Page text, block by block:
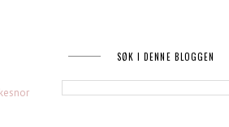
SØK I DENNE BLOGGEN